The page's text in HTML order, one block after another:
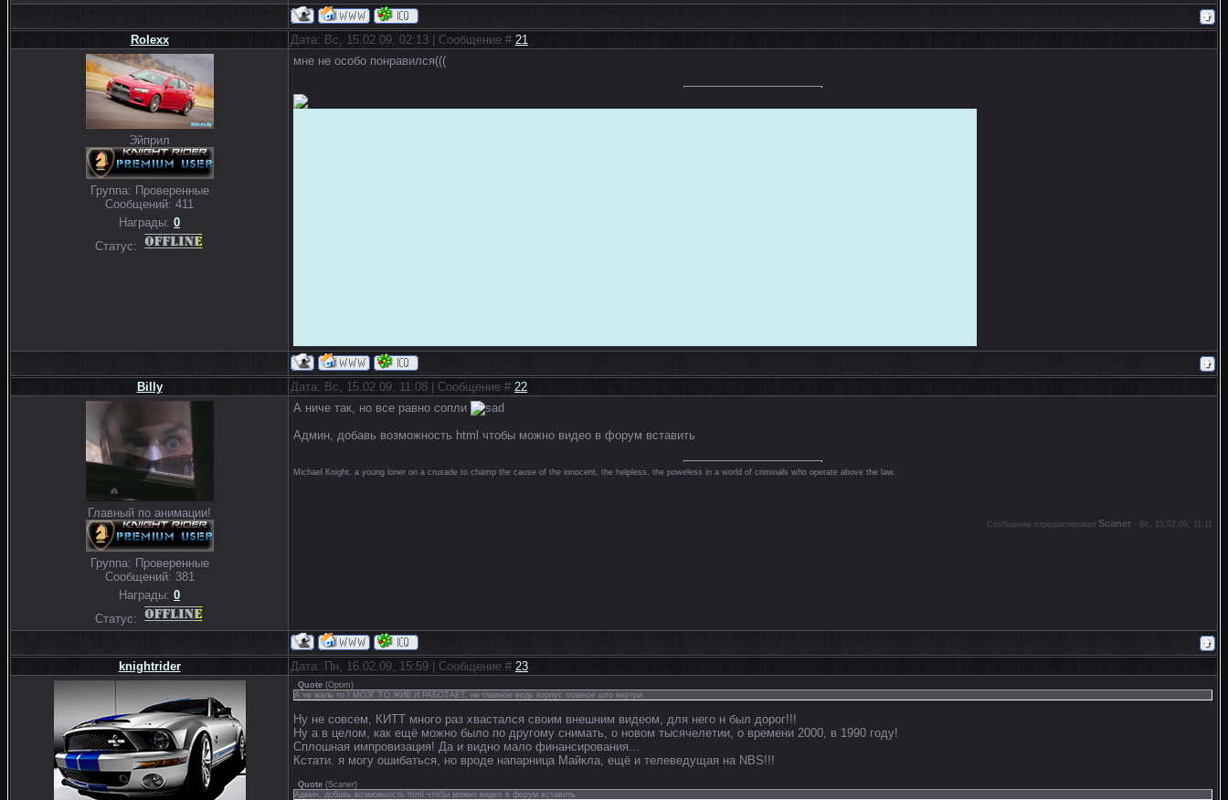
Rolexx Дата: Вс, 15.02.09, 02:13 | Сообщение # 21
Эйприл
Группа: Проверенные
Сообщений: 411
Награды: 0
Статус:
мне не особо понравился(((
Billy Дата: Вс, 15.02.09, 11:08 | Сообщение # 22
Главный по анимации!
Группа: Проверенные
Сообщений: 381
Награды: 0
Статус:
А ниче так, но все равно сопли
Админ, добавь возможность html чтобы можно видео в форум вставить
Michael Knight, a young loner on a crusade to champ the cause of the innocent, the helpless, the poweless in a world of criminals who operate above the law.
Сообщение отредактировал Scaner - Вс, 15.02.09, 11:11
knightrider Дата: Пн, 16.02.09, 15:59 | Сообщение # 23
Quote (Optim)
А че жаль то ! МОЗГ ТО ЖИВ И РАБОТАЕТ, не главное ведь корпус главное што внутри
Ну не совсем, КИТТ много раз хвастался своим внешним видеом, для него н был дорог!!!
Ну а в целом, как ещё можно было по другому снимать, о новом тысячелетии, о времени 2000, в 1990 году!
Сплошная импровизация! Да и видно мало финансирования...
Кстати. я могу ошибаться, но вроде напарница Майкла, ещё и телеведущая на NBS!!!
Quote (Scaner)
Админ, добавь возможность html чтобы можно видео в форум вставить